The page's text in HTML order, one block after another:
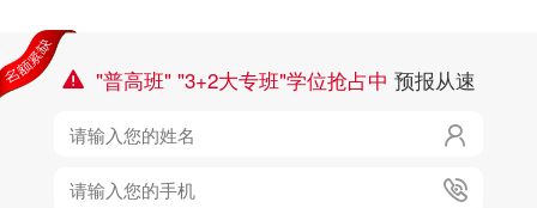
幼儿教育
轨道交通车辆运检 43 技能证书+学历证书 立即预约
新能源汽车技术 150 立即预约
公路施工与养护 30 立即预约
 "普高班" "3+2大专班"学位抢占中 预报从速

